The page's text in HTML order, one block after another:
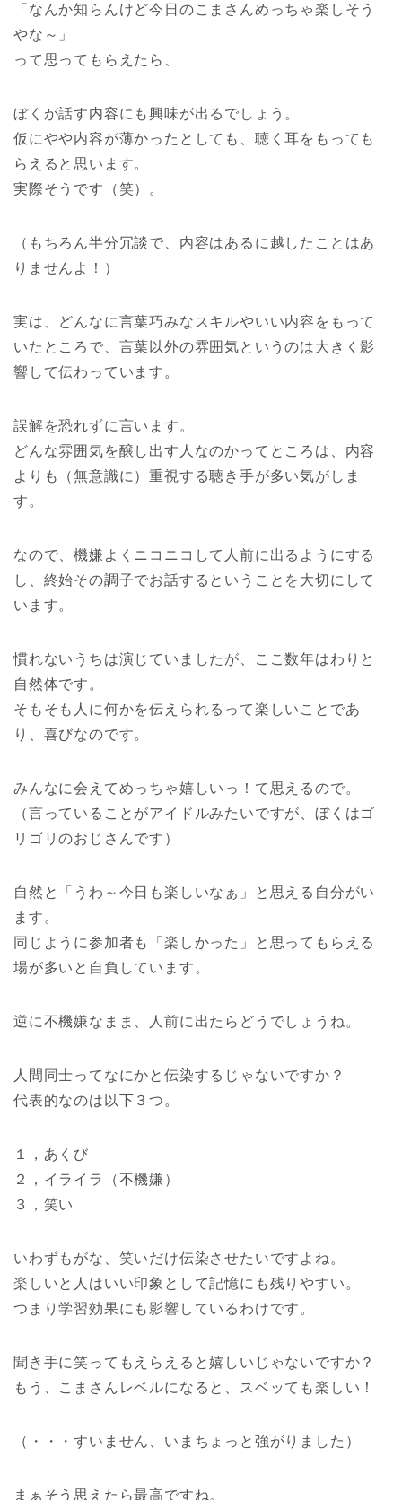
「なんか知らんけど今日のこまさんめっちゃ楽しそう
やな～」
って思ってもらえたら、
ぼくが話す内容にも興味が出るでしょう。
仮にやや内容が薄かったとしても、聴く耳をもっても
らえると思います。
実際そうです（笑）。
（もちろん半分冗談で、内容はあるに越したことはあ
りませんよ！）
実は、どんなに言葉巧みなスキルやいい内容をもって
いたところで、言葉以外の雰囲気というのは大きく影
響して伝わっています。
誤解を恐れずに言います。
どんな雰囲気を醸し出す人なのかってところは、内容
よりも（無意識に）重視する聴き手が多い気がしま
す。
なので、機嫌よくニコニコして人前に出るようにする
し、終始その調子でお話するということを大切にして
います。
慣れないうちは演じていましたが、ここ数年はわりと
自然体です。
そもそも人に何かを伝えられるって楽しいことであ
り、喜びなのです。
みんなに会えてめっちゃ嬉しいっ！て思えるので。
（言っていることがアイドルみたいですが、ぼくはゴ
リゴリのおじさんです）
自然と「うわ～今日も楽しいなぁ」と思える自分がい
ます。
同じように参加者も「楽しかった」と思ってもらえる
場が多いと自負しています。
逆に不機嫌なまま、人前に出たらどうでしょうね。
人間同士ってなにかと伝染するじゃないですか？
代表的なのは以下３つ。
１，あくび
２，イライラ（不機嫌）
３，笑い
いわずもがな、笑いだけ伝染させたいですよね。
楽しいと人はいい印象として記憶にも残りやすい。
つまり学習効果にも影響しているわけです。
聞き手に笑ってもえらえると嬉しいじゃないですか？
もう、こまさんレベルになると、スベッても楽しい！
（・・・すいません、いまちょっと強がりました）
まぁそう思えたら最高ですね。